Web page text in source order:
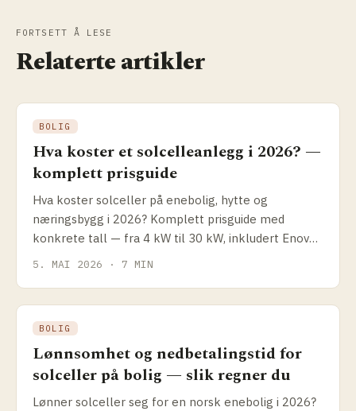
FORTSETT Å LESE
Relaterte artikler
BOLIG
Hva koster et solcelleanlegg i 2026? —
komplett prisguide
Hva koster solceller på enebolig, hytte og
næringsbygg i 2026? Komplett prisguide med
konkrete tall — fra 4 kW til 30 kW, inkludert Enova-
støtte og hvordan du sammenligner tilbud.
5. MAI 2026 · 7 MIN
BOLIG
Lønnsomhet og nedbetalingstid for
solceller på bolig — slik regner du
Lønner solceller seg for en norsk enebolig i 2026?